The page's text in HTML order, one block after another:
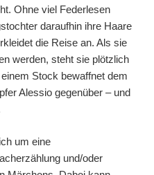
Ohne viel Federlesen
daraufhin ihre Haare
die Reise an. Als sie
werden, steht sie plötzlich
Stock bewaffnet dem
Alessio gegenüber – und
um eine
und/oder